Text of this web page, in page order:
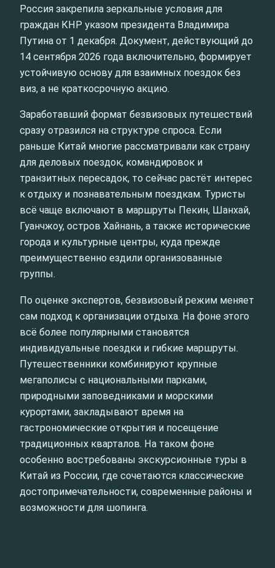
Россия закрепила зеркальные условия для
граждан КНР указом президента Владимира
Путина от 1 декабря. Документ, действующий до
14 сентября 2026 года включительно, формирует
устойчивую основу для взаимных поездок без
виз, а не краткосрочную акцию.
Заработавший формат безвизовых путешествий
сразу отразился на структуре спроса. Если
раньше Китай многие рассматривали как страну
для деловых поездок, командировок и
транзитных пересадок, то сейчас растёт интерес
к отдыху и познавательным поездкам. Туристы
всё чаще включают в маршруты Пекин, Шанхай,
Гуанчжоу, остров Хайнань, а также исторические
города и культурные центры, куда прежде
преимущественно ездили организованные
группы.
По оценке экспертов, безвизовый режим меняет
сам подход к организации отдыха. На фоне этого
всё более популярными становятся
индивидуальные поездки и гибкие маршруты.
Путешественники комбинируют крупные
мегаполисы с национальными парками,
природными заповедниками и морскими
курортами, закладывают время на
гастрономические открытия и посещение
традиционных кварталов. На таком фоне
особенно востребованы экскурсионные туры в
Китай из России, где сочетаются классические
достопримечательности, современные районы и
возможности для шопинга.